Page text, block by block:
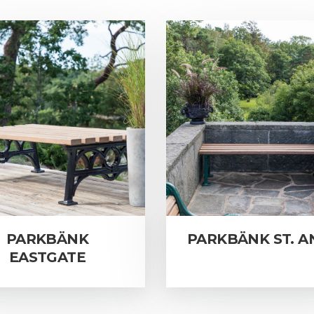
PARKBÄNK
EASTGATE
PARKBÄNK ST.